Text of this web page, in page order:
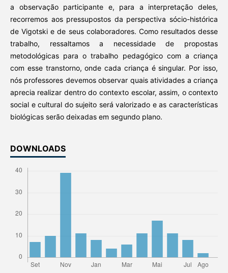
a observação participante e, para a interpretação deles,
recorremos aos pressupostos da perspectiva sócio-histórica
de Vigotski e de seus colaboradores. Como resultados desse
trabalho, ressaltamos a necessidade de propostas
metodológicas para o trabalho pedagógico com a criança
com esse transtorno, onde cada criança é singular. Por isso,
nós professores devemos observar quais atividades a criança
aprecia realizar dentro do contexto escolar, assim, o contexto
social e cultural do sujeito será valorizado e as características
biológicas serão deixadas em segundo plano.
DOWNLOADS